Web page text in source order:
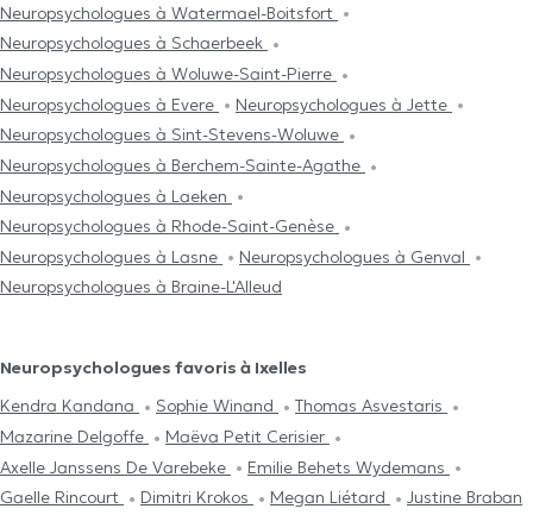
Neuropsychologues à Watermael-Boitsfort
Neuropsychologues à Schaerbeek
Neuropsychologues à Woluwe-Saint-Pierre
Neuropsychologues à Evere
Neuropsychologues à Jette
Neuropsychologues à Sint-Stevens-Woluwe
Neuropsychologues à Berchem-Sainte-Agathe
Neuropsychologues à Laeken
Neuropsychologues à Rhode-Saint-Genèse
Neuropsychologues à Lasne
Neuropsychologues à Genval
Neuropsychologues à Braine-L'Alleud
Neuropsychologues favoris à Ixelles
Kendra Kandana
Sophie Winand
Thomas Asvestaris
Mazarine Delgoffe
Maëva Petit Cerisier
Axelle Janssens De Varebeke
Emilie Behets Wydemans
Gaelle Rincourt
Dimitri Krokos Megan Liétard Justine Braban